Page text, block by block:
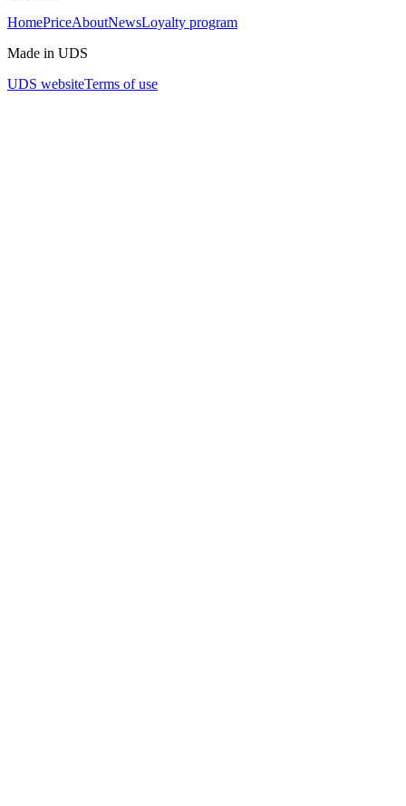
HomePriceAboutNewsLoyalty program
Made in UDS
UDS websiteTerms of use